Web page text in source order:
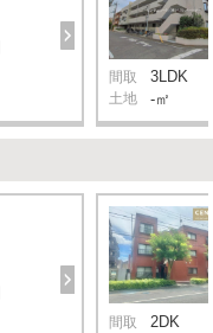
間取 3LDK
土地 -㎡
間取 2DK